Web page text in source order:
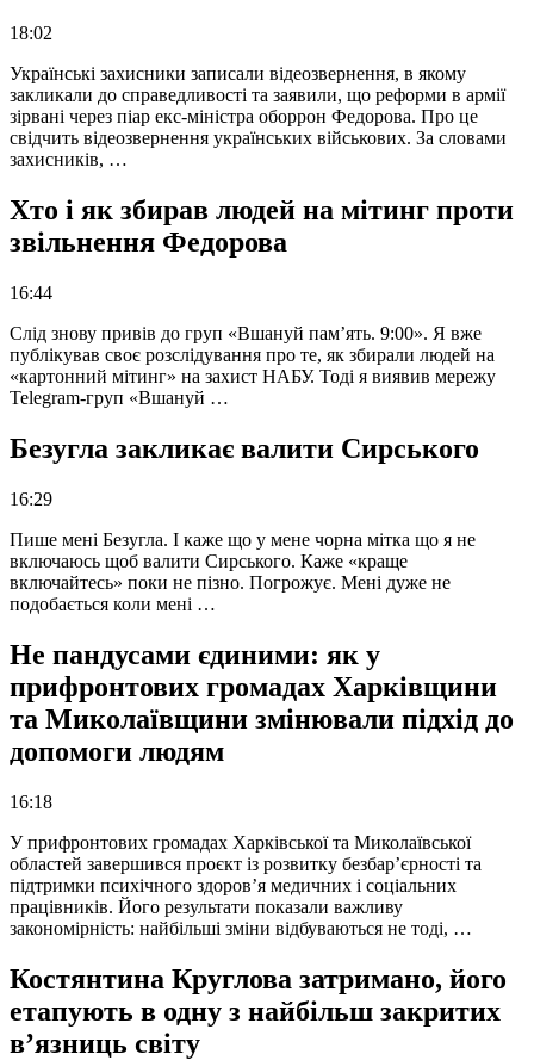
18:02
Українські захисники записали відеозвернення, в якому
закликали до справедливості та заявили, що реформи в армії
зірвані через піар екс-міністра оборрон Федорова. Про це
свідчить відеозвернення українських військових. За словами
захисників, …
Хто і як збирав людей на мітинг проти
звільнення Федорова
16:44
Слід знову привів до груп «Вшануй пам’ять. 9:00». Я вже
публікував своє розслідування про те, як збирали людей на
«картонний мітинг» на захист НАБУ. Тоді я виявив мережу
Telegram-груп «Вшануй …
Безугла закликає валити Сирського
16:29
Пише мені Безугла. І каже що у мене чорна мітка що я не
включаюсь щоб валити Сирського. Каже «краще
включайтесь» поки не пізно. Погрожує. Мені дуже не
подобається коли мені …
Не пандусами єдиними: як у
прифронтових громадах Харківщини
та Миколаївщини змінювали підхід до
допомоги людям
16:18
У прифронтових громадах Харківської та Миколаївської
областей завершився проєкт із розвитку безбар’єрності та
підтримки психічного здоров’я медичних і соціальних
працівників. Його результати показали важливу
закономірність: найбільші зміни відбуваються не тоді, …
Костянтина Круглова затримано, його
етапують в одну з найбільш закритих
в’язниць світу